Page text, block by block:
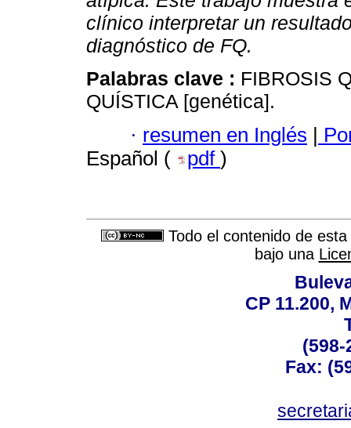
clínico interpretar un
diagnóstico de FQ.
Palabras clave : FIBROSIS
QUÍSTICA [genética].
· resumen en Inglés |
Español (
pdf )
Todo el contenido de
bajo una
CP 11.200,
(598-
Fax: